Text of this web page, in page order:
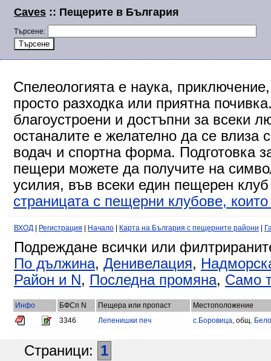
Caves :: Пещерите в България
Търсене:
Спелеологията е наука,
просто разходка или приятна
благоустроени и достъпни за всеки
останалите е желателно да се влиза
водач и спортна форма. Подготовка
пещери можете да получите на
усилия, във всеки един пещерен
страницата с пещерни клубове,
ВХОД Регистрация Начало Карта на България с пещерните райони
Подреждане всички или
По дължина, Денивелация,
Район и N, Последна промяна, Само
Инфо БФСп N Пещера или пропаст
Местоположение
3346
Лепенишки печ с.Боровица, общ.
Страници: 1